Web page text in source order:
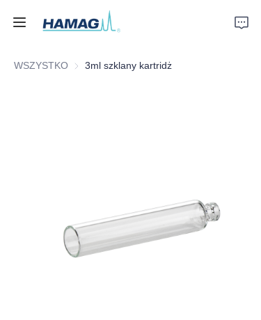
WSZYSTKO 3ml szklany kartridż
Strona główna